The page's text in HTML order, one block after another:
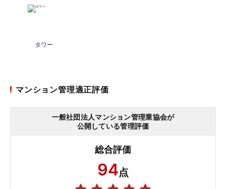
タワー
マンション管理適正評価
一般社団法人マンション管理業協会が
公開している管理評価
総合評価
94点